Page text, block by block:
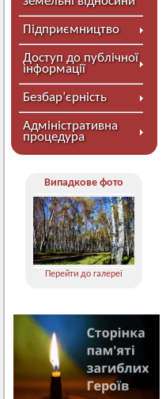
Підприємництво
Доступ до публічної
інформації
Безбар’єрність
Адміністративна
процедура
Випадкове фото
Перейти до галереї